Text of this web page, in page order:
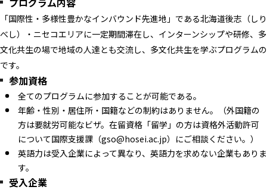
「国際性・多様性豊かなインバウンド先進地」である北海道後志（しり
べし）・ニセコエリアに一定期間滞在し、インターンシップや研修、多
文化共生の場で地域の人達とも交流し、多文化共生を学ぶプログラムの
です。
参加資格
全てのプログラムに参加することが可能である。
年齢・性別・居住所・国籍などの制約はありません。（外国籍の
方は要就労可能なビザ。在留資格「留学」の方は資格外活動許可
について国際支援課（gso@hosei.ac.jp）にご相談ください。）
英語力は受入企業によって異なり、英語力を求めない企業もありま
す。
受入企業